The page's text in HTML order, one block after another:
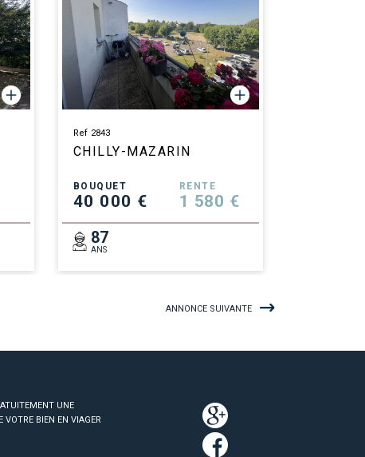
Ref 2843
CHILLY-MAZARIN
BOUQUET
40 000 €
RENTE
1 580 €
87
ANS
ANNONCE SUIVANTE
UNE
VOTRE BIEN EN VIAGER